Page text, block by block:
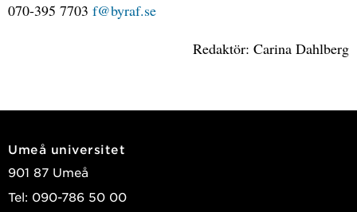
070-395 7703 f@byraf.se
Redaktör: Carina Dahlberg
Umeå universitet
901 87 Umeå
Tel: 090-786 50 00